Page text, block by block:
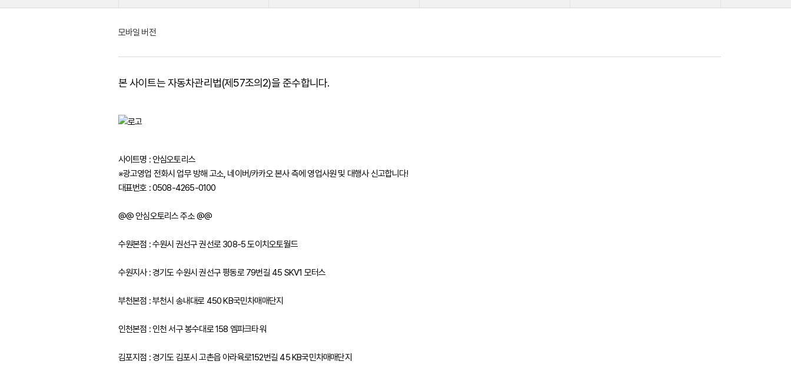
모바일 버전
본 사이트는 자동차관리법(제57조의2)을 준수합니다.
사이트명 : 안심오토리스
※광고영업 전화시 업무 방해 고소, 네이버/카카오 본사 측에 영업사원 및 대행사 신고합니다!
대표번호 : 0508-4265-0100
@@ 안심오토리스 주소 @@
수원본점 : 수원시 권선구 권선로 308-5 도이치오토월드
수원지사 : 경기도 수원시 권선구 평동로 79번길 45 SKV1 모터스
부천본점 : 부천시 송내대로 450 KB국민차매매단지
인천본점 : 인천 서구 봉수대로 158 엠파크타워
김포지점 : 경기도 김포시 고촌읍 아라육로152번길 45 KB국민차매매단지